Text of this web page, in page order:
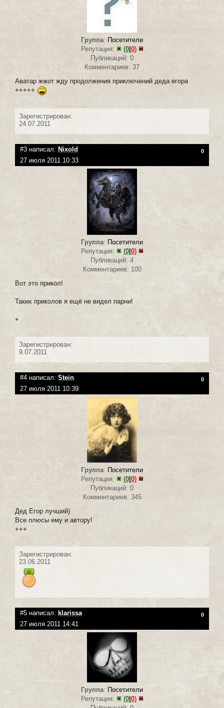
Группа: Посетители
Репутация:
(0| 0)
Публикаций: 0
Комментариев: 37
Аватар жжот жду продолжения приключений деда егора
+++++
Зарегистрирован:
24.07.2011
#3 написал: Nixold 0
27 июля 2011 10:33
Группа: Посетители
Репутация:
(0|0)
Публикаций: 4
Комментариев: 100
Вот это прикол!
Таких приколов я ещё не видел парни!
+
Зарегистрирован:
9.07.2011
#4 написал: Stein 0
27 июля 2011 10:39
Группа: Посетители
Репутация:
(0| 0)
Публикаций: 0
Комментариев: 345
Дед Егор лучший)
Все плюсы ему и автору!
+++
Зарегистрирован:
23.06.2011
#5 написал: klarissa 0
27 июля 2011 14:41
Группа: Посетители
Репутация:
(0| 0)